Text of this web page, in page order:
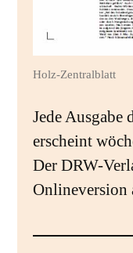
Holz-Zentralblatt
Jede Ausgabe
erscheint
Der DRW-
Onlineversion